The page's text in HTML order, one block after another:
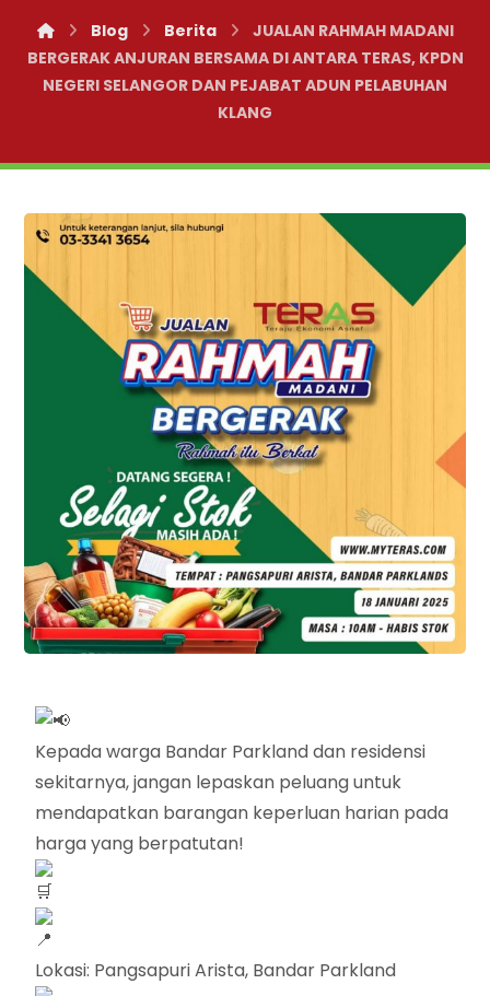
Blog Berita
JUALAN RAHMAH MADANI
BERGERAK ANJURAN BERSAMA DI ANTARA TERAS, KPDN
NEGERI SELANGOR DAN PEJABAT ADUN PELABUHAN
KLANG
Kepada warga Bandar Parkland dan residensi
sekitarnya, jangan lepaskan peluang untuk
mendapatkan barangan keperluan harian pada
harga yang berpatutan!
Lokasi: Pangsapuri Arista, Bandar Parkland